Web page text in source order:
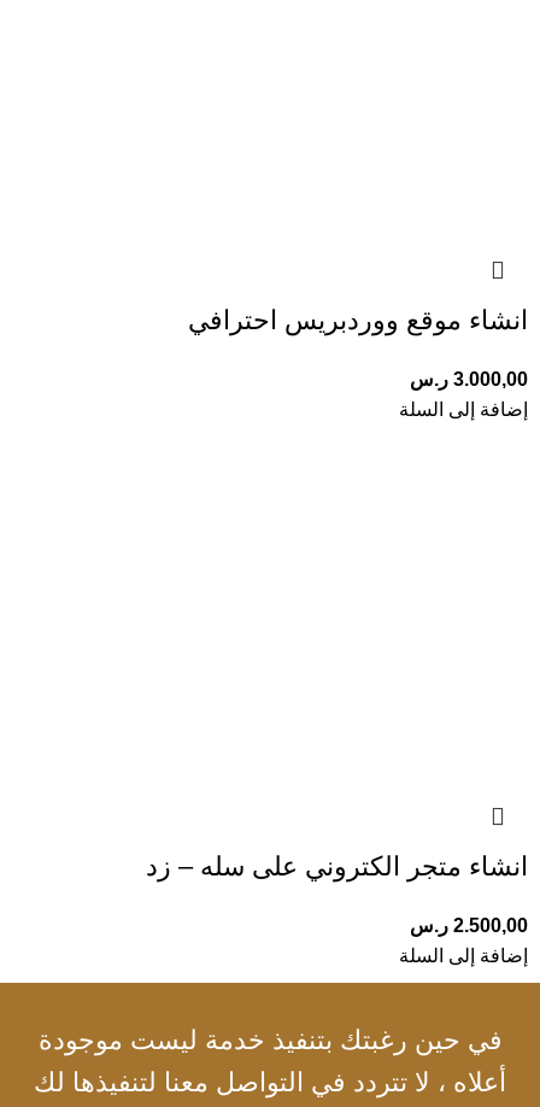
انشاء موقع ووردبريس احترافي
3.000,00 ر.س
إضافة إلى السلة
انشاء متجر الكتروني على سله – زد
2.500,00 ر.س
إضافة إلى السلة
في حين رغبتك بتنفيذ خدمة ليست موجودة
أعلاه ، لا تتردد في التواصل معنا لتنفيذها لك